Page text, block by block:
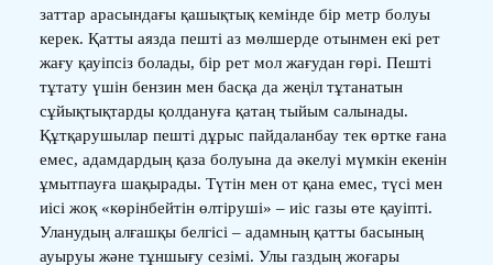
заттар арасындағы қашықтық кемінде бір метр болуы
керек. Қатты аязда пешті аз мөлшерде отынмен екі рет
жағу қауіпсіз болады, бір рет мол жағудан гөрі. Пешті
тұтату үшін бензин мен басқа да жеңіл тұтанатын
сұйықтықтарды қолдануға қатаң тыйым салынады.
Құтқарушылар пешті дұрыс пайдаланбау тек өртке ғана
емес, адамдардың қаза болуына да әкелуі мүмкін екенін
ұмытпауға шақырады. Түтін мен от қана емес, түсі мен
иісі жоқ «көрінбейтін өлтіруші» – иіс газы өте қауіпті.
Уланудың алғашқы белгісі – адамның қатты басының
ауыруы және тұншығу сезімі. Улы газдың жоғары